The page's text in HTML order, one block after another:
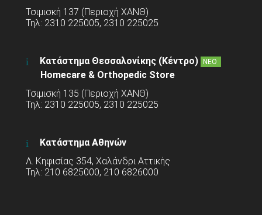
Τσιμισκή 137 (Περιοχή ΧΑΝΘ)
Τηλ: 2310 225005, 2310 225025
Κατάστημα Θεσσαλονίκης (Κέντρο) ΝΕΟ
Homecare & Orthopedic Store
Τσιμισκή 135 (Περιοχή ΧΑΝΘ)
Τηλ: 2310 225005, 2310 225025
Κατάστημα Αθηνών
Λ. Κηφισίας 354, Χαλάνδρι Αττικής
Τηλ: 210 6825000, 210 6826000